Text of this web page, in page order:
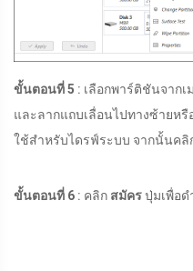
ขั้นตอนที่ 5 : เลือกพาร์ติชันจาก
และลากแถบเลื่อนไปทางซ้ายห
ใช้สำหรับไดรฟ์ระบบ จากนั้นคลิ
ขั้นตอนที่ 6 : คลิก สมัครปุ่มเพื่อด